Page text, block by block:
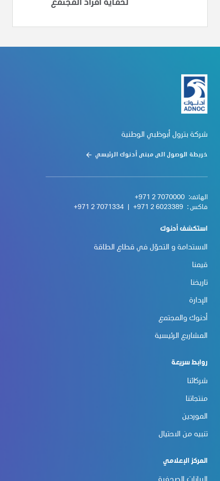
لحماية أفراد المجتمع
شركة بترول أبوظبي الوطنية
خريطة الوصول الى مبنى أدنوك الرئيسي
الهاتف: +971 2 7070000
فاكس : +971 2 6023389
+971 2 7071334
استكشف أدنوك
الاستدامة و التحوّل في قطاع الطاقة
قيمنا
تاريخنا
الإدارة
أدنوك والمجتمع
المشاريع الرئيسية
روابط سريعة
شركائنا
منتجاتنا
الموردين
تنبيه من الاحتيال
المركز الإعلامي